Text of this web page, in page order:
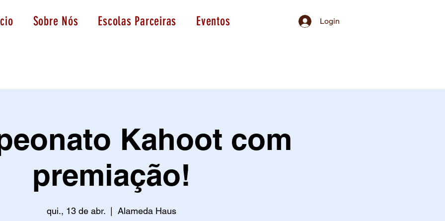
Sobre Nós Escolas Parceiras Eventos Login
Kahoot com
premiação!
qui., 13 de abr.
  |
Alameda Haus